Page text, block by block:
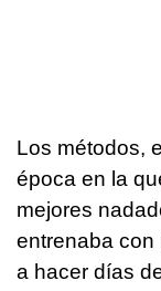
Los métodos,
época en la
mejores
entrenaba con
a hacer días